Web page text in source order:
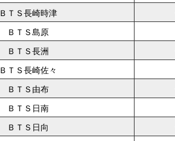
ＢＴＳ長崎時津
ＢＴＳ島原
ＢＴＳ長洲
ＢＴＳ長崎佐々
ＢＴＳ由布
ＢＴＳ日南
ＢＴＳ日向